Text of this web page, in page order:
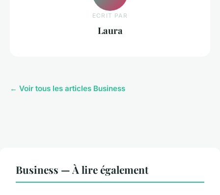
ECRIT PAR
Laura
← Voir tous les articles Business
Business — À lire également